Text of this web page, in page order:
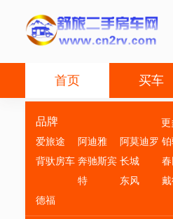
首页 买车
更
品牌
爱旅途 阿迪雅 阿莫迪罗
背驮房车 奔驰斯宾
特
长城
春
东风
德福